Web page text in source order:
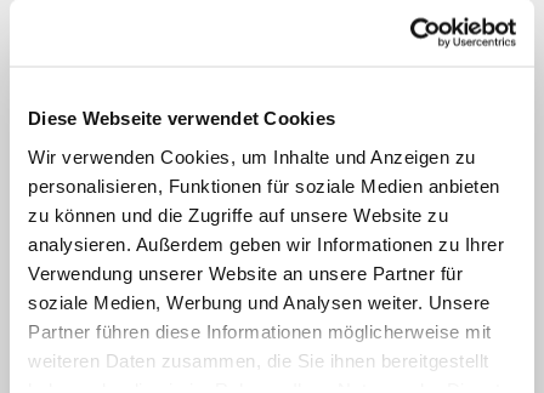
Diese Webseite verwendet Cookies
Wir verwenden Cookies, um Inhalte und Anzeigen zu
personalisieren, Funktionen für soziale Medien anbieten
zu können und die Zugriffe auf unsere Website zu
analysieren. Außerdem geben wir Informationen zu Ihrer
Verwendung unserer Website an unsere Partner für
soziale Medien, Werbung und Analysen weiter. Unsere
Partner führen diese Informationen möglicherweise mit
weiteren Daten zusammen, die Sie ihnen bereitgestellt
Zusammenhang mit der Maueröffnung
man wolle an der Stelle wieder eine Tür
anbringen und sich dabei an der alten
orientieren. An dieser seien einst
ungezählte Brautpaare empfangen
worden, daher müsse es von ihr einige
Fotos geben. Helfer können sich unter (0
82 84) 80 38 melden.